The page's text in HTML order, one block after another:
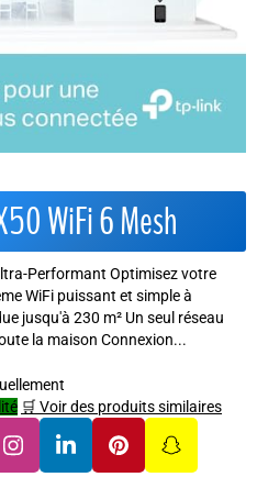
WiFi 6 Mesh
Performant Optimisez votre
WiFi puissant et simple à
jusqu'à 230 m² Un seul réseau
la maison Connexion...
🛒 Voir des produits similaires